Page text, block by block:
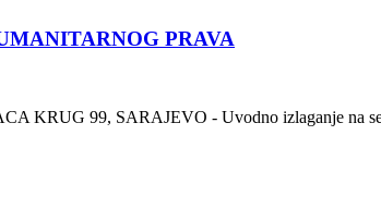
PRAVA
99, SARAJEVO - Uvodno izlaganje na